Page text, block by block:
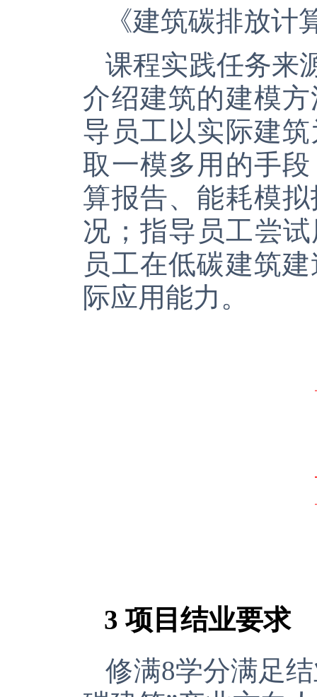
《建筑碳排放
课程实践任务来
介绍建筑的建模
导员工以实际建
取一模多用的手
算报告、能耗模
况；指导员工尝
员工在低碳建筑
际应用能力。
3项目结业要求
修满8学分满足